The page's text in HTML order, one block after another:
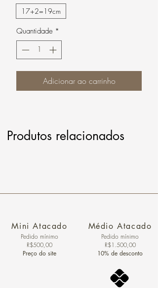
17+2=19cm
Quantidade *
Adicionar ao carrinho
Produtos relacionados
Mini Atacado
Pedido ​mínimo
R$500,00
Preço do site
Médio Atacado
Pedido mínimo
R$1.500,00
10% de desconto